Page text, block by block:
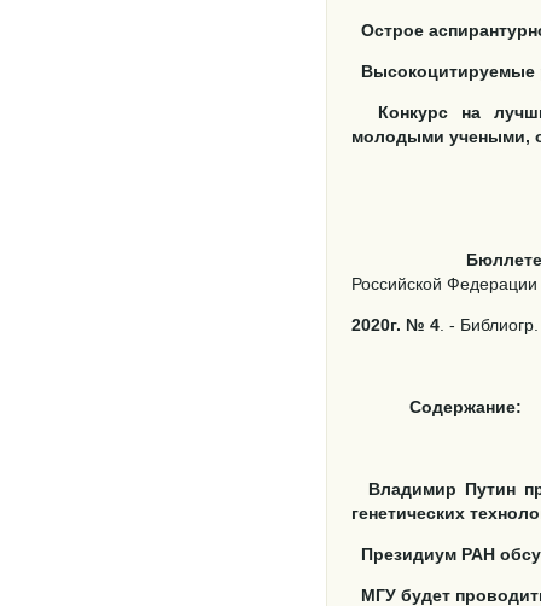
Острое
Высокоцитируемые
Конкурс на
молодыми учеными,
Российской
2020г. № 4 . -
Содержание:
Владимир Путин
генетических
Президиум РАН
МГУ будет